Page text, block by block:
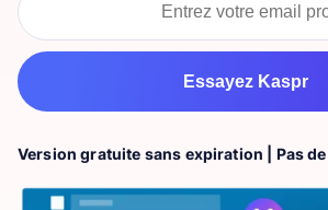
Essayez Kaspr
Version gratuite sans expiration | Pas